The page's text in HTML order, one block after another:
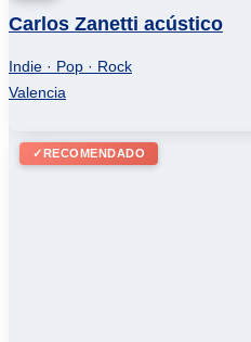
Carlos Zanetti acústico
Indie · Pop · Rock
Valencia
✓RECOMENDADO